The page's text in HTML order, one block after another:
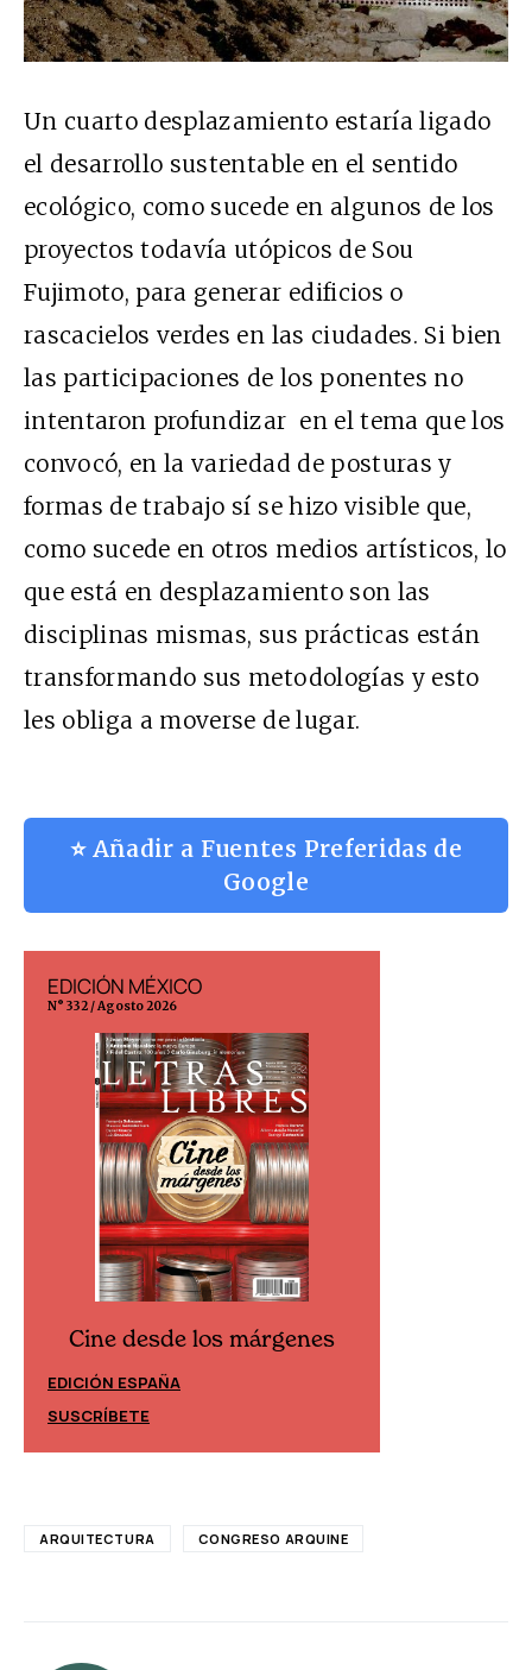
Un cuarto desplazamiento estaría ligado
el desarrollo sustentable en el sentido
ecológico, como sucede en algunos de los
proyectos todavía utópicos de Sou
Fujimoto, para generar edificios o
rascacielos verdes en las ciudades. Si bien
las participaciones de los ponentes no
intentaron profundizar en el tema que los
convocó, en la variedad de posturas y
formas de trabajo sí se hizo visible que,
como sucede en otros medios artísticos, lo
que está en desplazamiento son las
disciplinas mismas, sus prácticas están
transformando sus metodologías y esto
les obliga a moverse de lugar.
⭐ Añadir a Fuentes Preferidas de
Google
EDICIÓN MÉXICO
N° 332 / Agosto 2026
Cine desde los márgenes
EDICIÓN ESPAÑA
SUSCRÍBETE
ARQUITECTURA CONGRESO ARQUINE